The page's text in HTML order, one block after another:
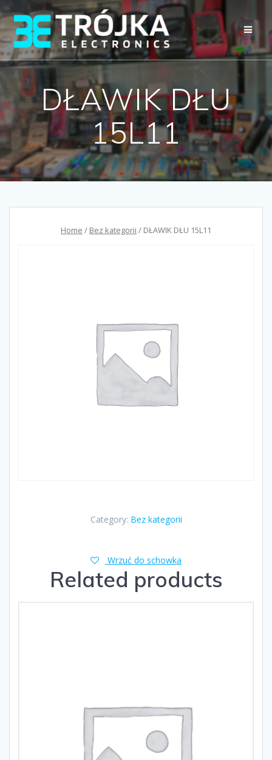
Przejdź
do
treści
DŁAWIK DŁU
15L11
Home / Bez kategorii / DŁAWIK DŁU 15L11
Category: Bez kategorii
Wrzuć do schowka
Related products